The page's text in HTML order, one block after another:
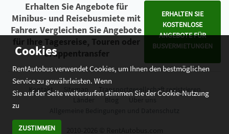
Cookies
RentAutobus verwendet Cookies, um Ihnen den bestmöglichen
Service zu gewährleisten. Wenn
Sie auf der Seite weitersurfen stimmen Sie der Cookie-Nutzung
zu
ZUSTIMMEN
Erhalten Sie Angebote für
Minibus- und Reisebusmiete mit
Fahrer. Vergleichen Sie Angebote
für Ihre Tagesreise, Touren oder
Gruppentransfer
ERHALTEN SIE
KOSTENLOSE
ANGEBOTE FÜR
BUSVERMIETUNGEN
Kontakt Sitemap
Transportgesellschaft registrieren